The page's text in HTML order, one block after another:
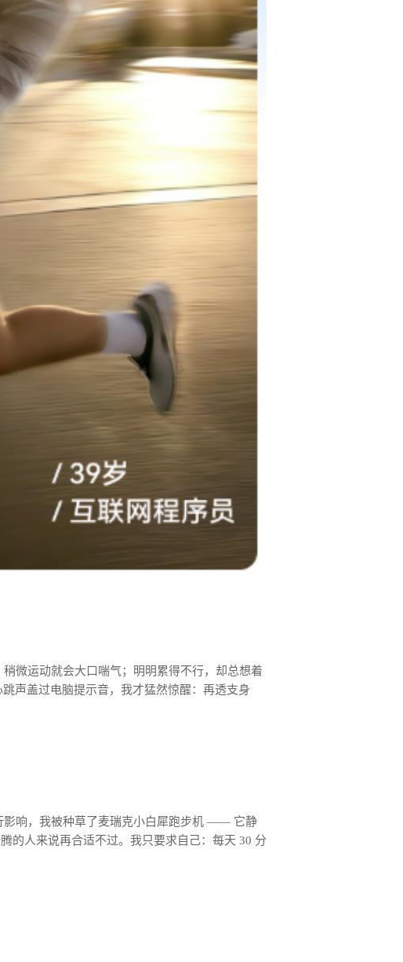
微运动就会大口喘气；明明累得不行，却总想着
声盖过电脑提示音，我才猛然惊醒：再透支身
影响，我被种草了麦瑞克小白犀跑步机 —— 它静
的人来说再合适不过。我只要求自己：每天 30 分